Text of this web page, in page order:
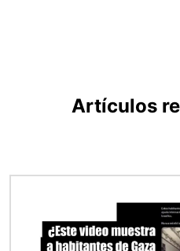
Artículos